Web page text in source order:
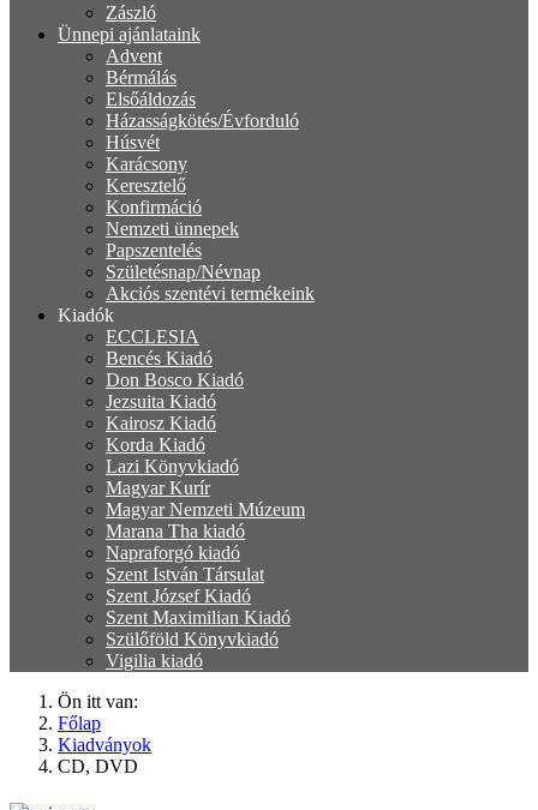
Zászló
Ünnepi ajánlataink
Advent
Bérmálás
Elsőáldozás
Házasságkötés/Évforduló
Húsvét
Karácsony
Keresztelő
Konfirmáció
Nemzeti ünnepek
Papszentelés
Születésnap/Névnap
Akciós szentévi termékeink
Kiadók
ECCLESIA
Bencés Kiadó
Don Bosco Kiadó
Jezsuita Kiadó
Kairosz Kiadó
Korda Kiadó
Lazi Könyvkiadó
Magyar Kurír
Magyar Nemzeti Múzeum
Marana Tha kiadó
Napraforgó kiadó
Szent István Társulat
Szent József Kiadó
Szent Maximilian Kiadó
Szülőföld Könyvkiadó
Vigilia kiadó
Ön itt van:
Főlap
Kiadványok
CD, DVD